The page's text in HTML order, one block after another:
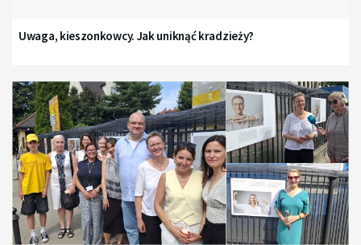
Uwaga, kieszonkowcy. Jak uniknąć kradzieży?